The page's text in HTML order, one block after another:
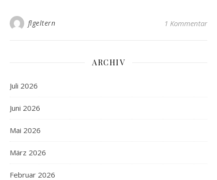
flgeltern 1 Kommentar
ARCHIV
Juli 2026
Juni 2026
Mai 2026
März 2026
Februar 2026